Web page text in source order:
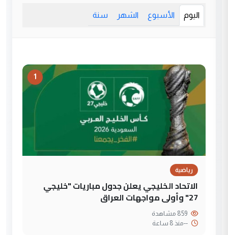
اليوم الأسبوع الشهر سنة
1
رياضية
الاتحاد الخليجي يعلن جدول مباريات "خليجي
27" وأولى مواجهات العراق
--منذ 8 ساعة